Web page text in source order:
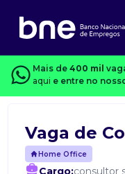
Mais de 400 mil
aqui e entre no
Vaga de
Home Office
Cargo:consultor